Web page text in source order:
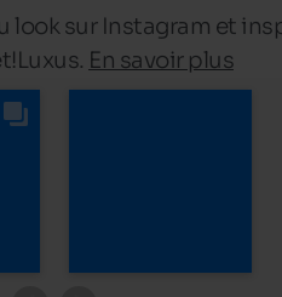
look sur Instagram et
En savoir plus